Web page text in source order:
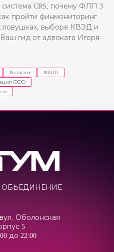
система CRS, почему ФЛП 3
пройти финмониторинг
ловушках, выборе КВЭД и
гид от адвоката Игоря
#налоги #ФЛП
ООО
ОБЬЕДИНЕНИЕ
Оболонская
5
до 22:00